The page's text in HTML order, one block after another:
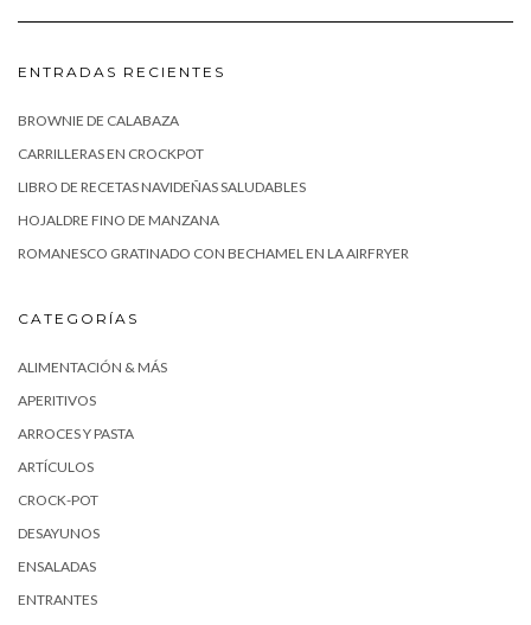
ENTRADAS RECIENTES
BROWNIE DE CALABAZA
CARRILLERAS EN CROCKPOT
LIBRO DE RECETAS NAVIDEÑAS SALUDABLES
HOJALDRE FINO DE MANZANA
ROMANESCO GRATINADO CON BECHAMEL EN LA AIRFRYER
CATEGORÍAS
ALIMENTACIÓN & MÁS
APERITIVOS
ARROCES Y PASTA
ARTÍCULOS
CROCK-POT
DESAYUNOS
ENSALADAS
ENTRANTES